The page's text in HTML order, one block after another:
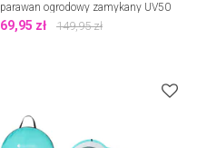
parawan ogrodowy zamykany UV50
Outtec
69,95 zł 149,95zł